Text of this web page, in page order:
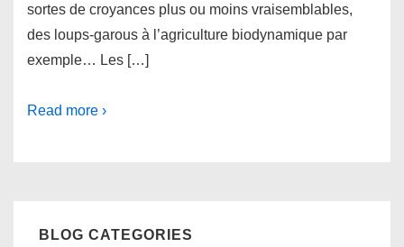
sortes de croyances plus ou moins vraisemblables,
des loups-garous à l’agriculture biodynamique par
exemple… Les […]
Read more ›
BLOG CATEGORIES